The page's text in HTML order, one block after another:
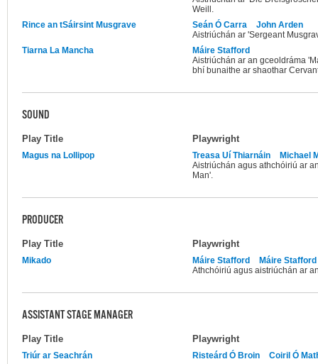
Weill.
Rince an tSáirsint Musgrave
Seán Ó Carra
John Arden
Aistriúchán ar 'Sergeant
Tiarna La Mancha
Máire Stafford
Aistriúchán ar an gceoldráma
bhí bunaithe ar shaothar
SOUND
Play Title Playwright
Magus na Lollipop Treasa Uí Thiarnáin
Michael
Aistriúchán agus athchóiriú ar
Man'.
PRODUCER
Play Title Playwright
Mikado Máire Stafford
Máire Stafford
Athchóiriú agus aistriúchán ar
ASSISTANT STAGE MANAGER
Play Title Playwright
Triúr ar Seachrán Risteárd Ó Broin Coiril Ó